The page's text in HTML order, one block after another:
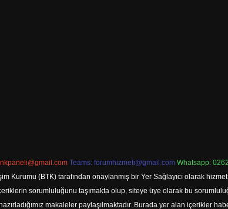
Teams: forumhizmeti@gmail.com Whatsapp:
Kurumu (BTK) tarafından onaylanmış bir Yer Sağlayıcı olarak
sorumluluğunu taşımakta olup, siteye üye olarak bu
makaleler paylaşılmaktadır. Burada yer alan içerikler